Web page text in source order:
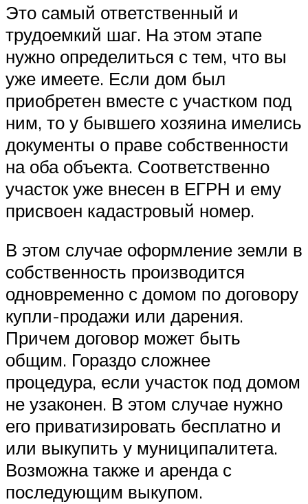
Это самый ответственный и
трудоемкий шаг. На этом этапе
нужно определиться с тем, что вы
уже имеете. Если дом был
приобретен вместе с участком под
ним, то у бывшего хозяина имелись
документы о праве собственности
на оба объекта. Соответственно
участок уже внесен в ЕГРН и ему
присвоен кадастровый номер.
В этом случае оформление земли в
собственность производится
одновременно с домом по договору
купли-продажи или дарения.
Причем договор может быть
общим. Гораздо сложнее
процедура, если участок под домом
не узаконен. В этом случае нужно
его приватизировать бесплатно и
или выкупить у муниципалитета.
Возможна также и аренда с
последующим выкупом.